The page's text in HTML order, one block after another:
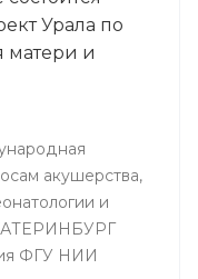
Урала по
матери и
акушерства,
и
ФГУ НИИ